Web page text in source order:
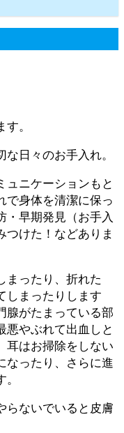
。
日々のお手入れ。
ュニケーションもと
で身体を清潔に保っ
・早期発見（お手入
つけた！などありま
まったり、折れた
しまったりします
腺がたまっている部
悪やぶれて出血しと
耳はお掃除をしない
なったり、さらに進
らないでいると皮膚